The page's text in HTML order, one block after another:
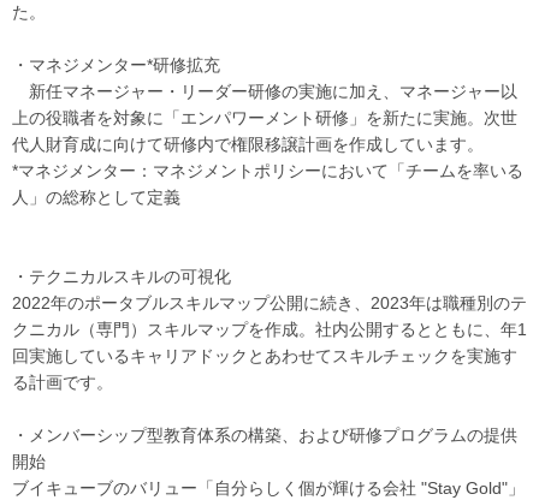
た。
・マネジメンター*研修拡充
新任マネージャー・リーダー研修の実施に加え、マネージャー以
上の役職者を対象に「エンパワーメント研修」を新たに実施。次世
代人財育成に向けて研修内で権限移譲計画を作成しています。
*マネジメンター：マネジメントポリシーにおいて「チームを率いる
人」の総称として定義
・テクニカルスキルの可視化
2022年のポータブルスキルマップ公開に続き、2023年は職種別のテ
クニカル（専門）スキルマップを作成。社内公開するとともに、年1
回実施しているキャリアドックとあわせてスキルチェックを実施す
る計画です。
・メンバーシップ型教育体系の構築、および研修プログラムの提供
開始
ブイキューブのバリュー「自分らしく個が輝ける会社 "Stay Gold"」